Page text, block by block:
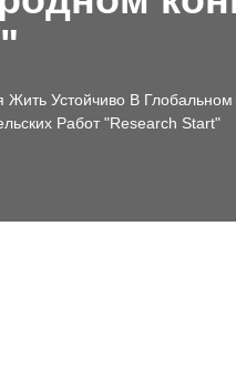
Жить Устойчиво В
Работ "Research Start"